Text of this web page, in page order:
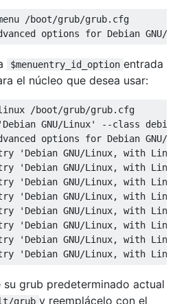
/boot/grub/grub.cfg
$menuentry_id_option entrada
el núcleo que desea usar:
/boot/grub/grub.cfg
GNU/Linux' --class
options for Debian
'Debian GNU/Linux, with
'Debian GNU/Linux, with
'Debian GNU/Linux, with
'Debian GNU/Linux, with
'Debian GNU/Linux, with
'Debian GNU/Linux, with
'Debian GNU/Linux, with
su grub predeterminado actual
grub y reemplácelo con el